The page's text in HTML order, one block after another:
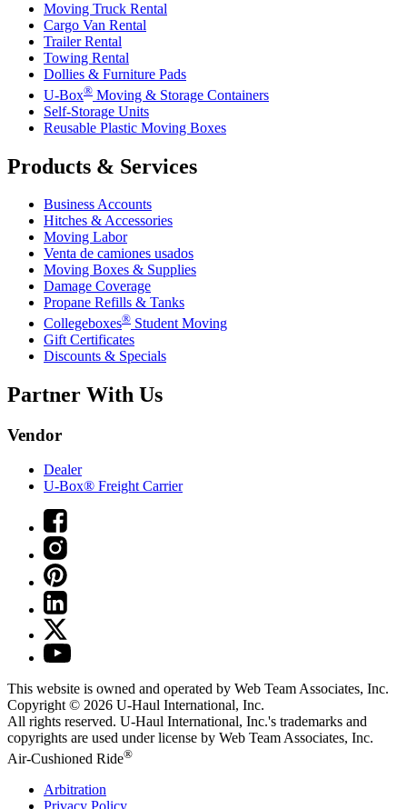
Moving Truck Rental
Cargo Van Rental
Trailer Rental
Towing Rental
Dollies & Furniture Pads
U-Box® Moving & Storage Containers
Self-Storage Units
Reusable Plastic Moving Boxes
Products & Services
Business Accounts
Hitches & Accessories
Moving Labor
Venta de camiones usados
Moving Boxes & Supplies
Damage Coverage
Propane Refills & Tanks
Collegeboxes® Student Moving
Gift Certificates
Discounts & Specials
Partner With Us
Vendor
Dealer
U-Box® Freight Carrier
This website is owned and operated by Web Team Associates, Inc.
Copyright © 2026 U-Haul International, Inc.
All rights reserved. U-Haul International, Inc.'s trademarks and
copyrights are used under license by Web Team Associates, Inc.
Air-Cushioned Ride®
Arbitration
Privacy Policy